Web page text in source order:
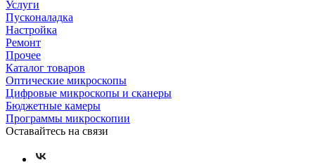
Услуги
Пусконаладка
Настройка
Ремонт
Прочее
Каталог товаров
Оптические микроскопы
Цифровые микроскопы и сканеры
Бюджетные камеры
Программы микроскопии
Оставайтесь на связи